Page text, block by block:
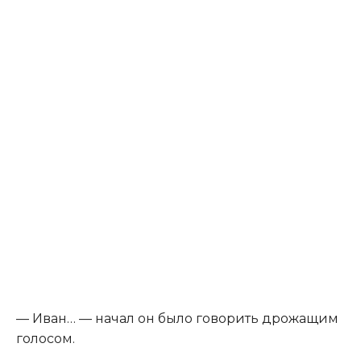
— Иван… — начал он было говорить дрожащим
голосом.